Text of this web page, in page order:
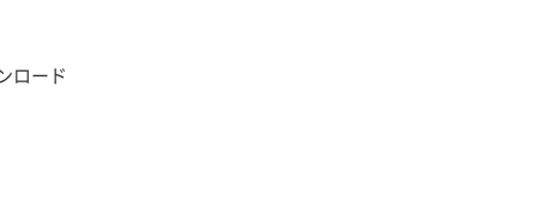
ロード